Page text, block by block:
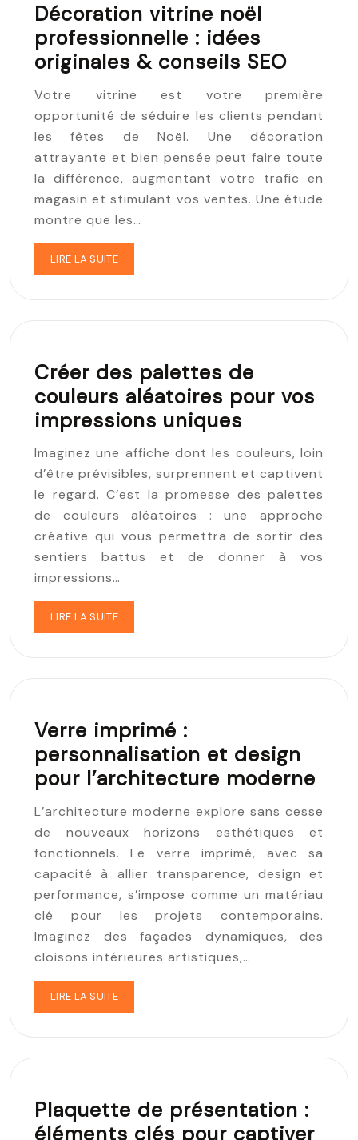
Décoration vitrine noël
professionnelle : idées
originales & conseils SEO
Votre vitrine est votre première
opportunité de séduire les clients pendant
les fêtes de Noël. Une décoration
attrayante et bien pensée peut faire toute
la différence, augmentant votre trafic en
magasin et stimulant vos ventes. Une étude
montre que les…
LIRE LA SUITE
Créer des palettes de
couleurs aléatoires pour vos
impressions uniques
Imaginez une affiche dont les couleurs, loin
d’être prévisibles, surprennent et captivent
le regard. C’est la promesse des palettes
de couleurs aléatoires : une approche
créative qui vous permettra de sortir des
sentiers battus et de donner à vos
impressions…
LIRE LA SUITE
Verre imprimé :
personnalisation et design
pour l’architecture moderne
L’architecture moderne explore sans cesse
de nouveaux horizons esthétiques et
fonctionnels. Le verre imprimé, avec sa
capacité à allier transparence, design et
performance, s’impose comme un matériau
clé pour les projets contemporains.
Imaginez des façades dynamiques, des
cloisons intérieures artistiques,…
LIRE LA SUITE
Plaquette de présentation :
éléments clés pour captiver